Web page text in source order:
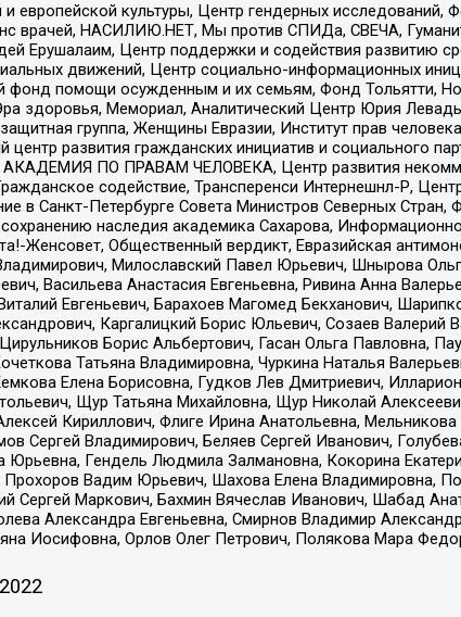
европейской культуры, Центр гендерных исследований,
врачей, НАСИЛИЮ.НЕТ, Мы против СПИДа, СВЕЧА,
Ерушалаим, Центр поддержки и содействия развитию
движений, Центр социально-информационных
фонд помощи осужденным и их семьям, Фонд Тольятти,
здоровья, Мемориал, Аналитический Центр Юрия
группа, Женщины Евразии, Институт прав
развития гражданских инициатив и социального
АКАДЕМИЯ ПО ПРАВАМ ЧЕЛОВЕКА, Центр развития
содействие, Трансперенси Интернешнл-Р,
в Санкт-Петербурге Совета Министров Северных
наследия академика Сахарова,
Женсовет, Общественный вердикт, Евразийская
Милославский Павел Юрьевич, Шнырова
Васильева Анастасия Евгеньевна, Ривина Анна
Евгеньевич, Барахоев Магомед Бекханович,
Каргалицкий Борис Юльевич, Созаев Валерий
Борис Альбертович, Гасан Ольга Павловна,
Татьяна Владимировна, Чуркина Наталья
Елена Борисовна, Гудков Лев Дмитриевич,
Щур Татьяна Михайловна, Щур Николай
Кириллович, Флиге Ирина Анатольевна, Мельникова
Сергей Владимирович, Беляев Сергей Иванович,
Юрьевна, Гендель Людмила Залмановна, Кокорина
Вадим Юрьевич, Шахова Елена Владимировна,
Сергей Маркович, Бахмин Вячеслав Иванович, Шабад
Александра Евгеньевна, Смирнов Владимир
Иосифовна, Орлов Олег Петрович, Полякова Мара